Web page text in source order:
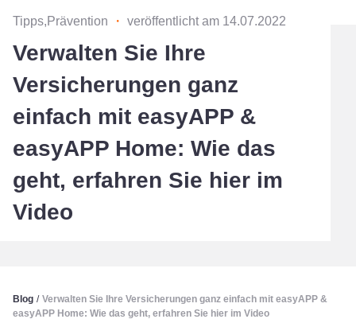
Tipps,Prävention ・ veröffentlicht am 14.07.2022
Verwalten Sie Ihre
Versicherungen ganz
einfach mit easyAPP &
easyAPP Home: Wie das
geht, erfahren Sie hier im
Video
Blog / Verwalten Sie Ihre Versicherungen ganz einfach mit easyAPP &
easyAPP Home: Wie das geht, erfahren Sie hier im Video